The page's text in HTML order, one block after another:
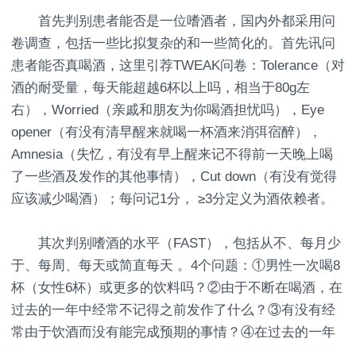
首先判别患者能否是一位嗜酒者，国内外都采用问
卷调查，包括一些比拟复杂的和一些简化的。首先讯问
患者能否真喝酒，这里引荐TWEAK问卷：Tolerance（对
酒的耐受量，每天能超越6杯以上吗，相当于80g左
右），Worried（亲戚和朋友为你喝酒担忧吗），Eye
opener（有没有清早醒来就喝一杯酒来消弭宿醉），
Amnesia（失忆，有没有早上醒来记不得前一天晚上喝
了一些酒及发作的其他事情），Cut down（有没有觉得
应该减少喝酒）；每问记1分， ≥3分定义为酒依赖者。
其次判别嗜酒的水平（FAST），包括从不、每月少
于、每周、每天或简直每天 。4个问题：①男性一次喝8
杯（女性6杯）或更多的饮料吗？②由于不断在喝酒，在
过去的一年中经常不记得之前发作了什么？③有没有经
常由于饮酒而没有能完成预期的事情？④在过去的一年